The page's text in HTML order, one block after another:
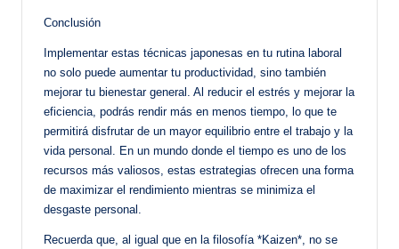
Conclusión
Implementar estas técnicas japonesas en tu rutina laboral
no solo puede aumentar tu productividad, sino también
mejorar tu bienestar general. Al reducir el estrés y mejorar la
eficiencia, podrás rendir más en menos tiempo, lo que te
permitirá disfrutar de un mayor equilibrio entre el trabajo y la
vida personal. En un mundo donde el tiempo es uno de los
recursos más valiosos, estas estrategias ofrecen una forma
de maximizar el rendimiento mientras se minimiza el
desgaste personal.
Recuerda que, al igual que en la filosofía *Kaizen*, no se